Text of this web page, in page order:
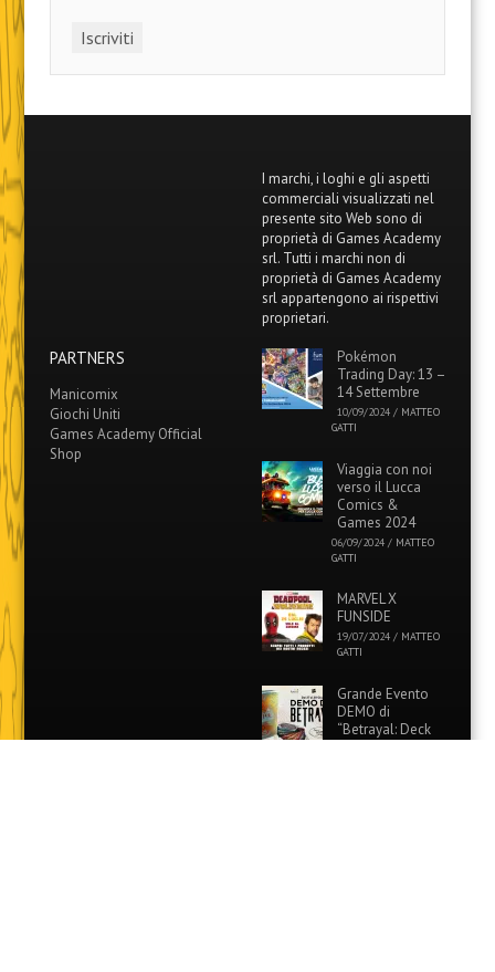
I marchi, i loghi e gli aspetti
commerciali visualizzati nel
presente sito Web sono di
proprietà di Games Academy
srl. Tutti i marchi non di
proprietà di Games Academy
srl appartengono ai rispettivi
proprietari.
PARTNERS
Manicomix
Giochi Uniti
Games Academy Official
Shop
Pokémon
Trading Day: 13 –
14 Settembre
10/09/2024 / MATTEO
GATTI
Viaggia con noi
verso il Lucca
Comics &
Games 2024
06/09/2024 / MATTEO
GATTI
MARVEL X
FUNSIDE
19/07/2024 / MATTEO
GATTI
Grande Evento
DEMO di
“Betrayal: Deck